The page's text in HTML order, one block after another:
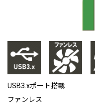
USB3.xポート搭載
ファンレス